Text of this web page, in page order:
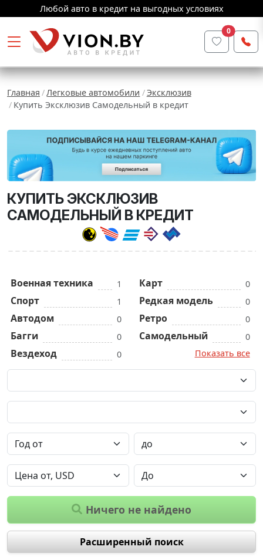
Любой авто в кредит на выгодных условиях
0
Главная Легковые автомобили
Эксклюзив
Купить Эксклюзив Самодельный в кредит
КУПИТЬ ЭКСКЛЮЗИВ
САМОДЕЛЬНЫЙ В КРЕДИТ
Военная техника 1
Спорт 1
Автодом 0
Багги 0
Вездеход 0
Карт 0
Редкая модель 0
Ретро 0
Самодельный
0
Показать все
Ничего не найдено
Расширенный поиск